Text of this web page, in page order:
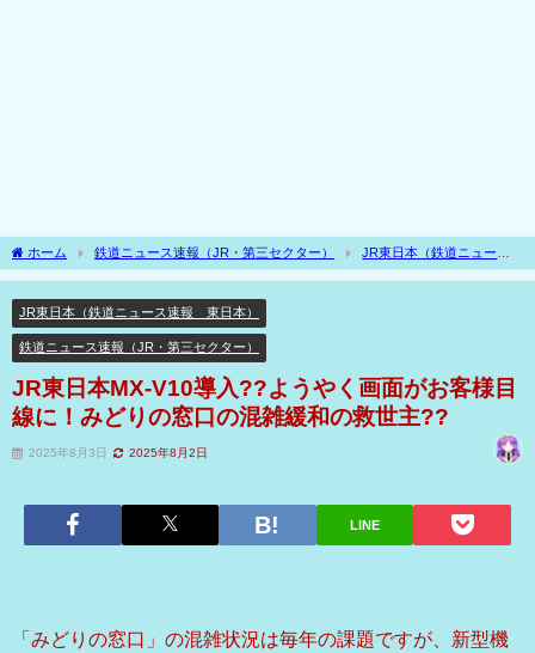
ホーム 鉄道ニュース速報（JR・第三セクター）
JR東日本（鉄道ニュース
速報 東日本）
JR東日本MX-V10導入??ようやく画面がお客様目線に！みどりの
JR東日本（鉄道ニュース速報 東日本）
鉄道ニュース速報（JR・第三セクター）
JR東日本MX-V10導入??ようやく画面がお客様目
線に！みどりの窓口の混雑緩和の救世主??
2025年8月3日 2025年8月2日
LINE
「みどりの窓口」の混雑状況は毎年の課題ですが、新型機